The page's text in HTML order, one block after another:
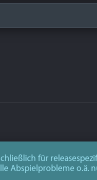
für
Abspielprobleme o.ä.